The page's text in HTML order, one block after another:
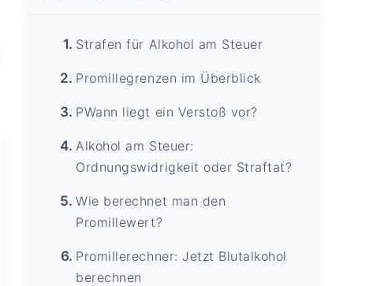
Strafen für Alkohol am Steuer
Promillegrenzen im Überblick
PWann liegt ein Verstoß vor?
Alkohol am Steuer:
Ordnungswidrigkeit oder Straftat?
Wie berechnet man den
Promillewert?
Promillerechner: Jetzt Blutalkohol
berechnen